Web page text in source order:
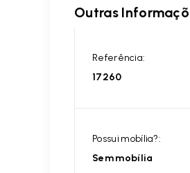
Outras
Referência:
17260
Possui mobília?:
Sem mobília